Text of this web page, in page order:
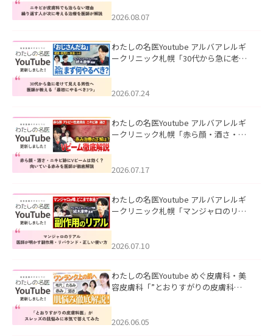
ました。
2026.08.07
わたしの名医Youtube アルバアレルギ
ークリニック札幌「30代から急に老け
た。
2026.07.24
わたしの名医Youtube アルバアレルギ
ークリニック札幌「赤ら顔・酒さ・ニ
した。
2026.07.17
わたしの名医Youtube アルバアレルギ
ークリニック札幌「マンジャロのリア
た。
2026.07.10
わたしの名医Youtube めぐ皮膚科・美
容皮膚科「”とおりすがりの皮膚科
2026.06.05